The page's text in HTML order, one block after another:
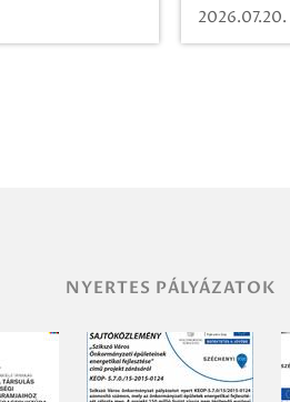
2026.07.20.
NYERTES PÁLYÁZATOK